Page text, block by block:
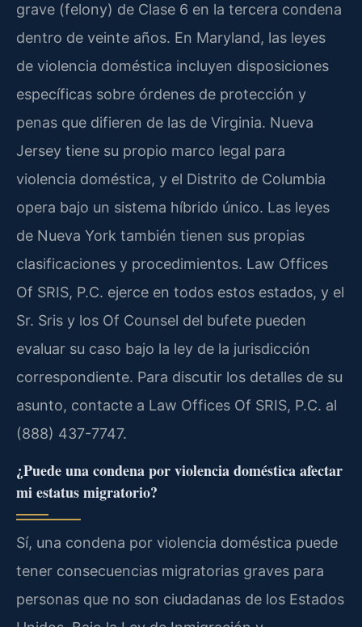
grave (felony) de Clase 6 en la tercera condena
dentro de veinte años. En Maryland, las leyes
de violencia doméstica incluyen disposiciones
específicas sobre órdenes de protección y
penas que difieren de las de Virginia. Nueva
Jersey tiene su propio marco legal para
violencia doméstica, y el Distrito de Columbia
opera bajo un sistema híbrido único. Las leyes
de Nueva York también tienen sus propias
clasificaciones y procedimientos. Law Offices
Of SRIS, P.C. ejerce en todos estos estados, y el
Sr. Sris y los Of Counsel del bufete pueden
evaluar su caso bajo la ley de la jurisdicción
correspondiente. Para discutir los detalles de su
asunto, contacte a Law Offices Of SRIS, P.C. al
(888) 437-7747.
¿Puede una condena por violencia doméstica afectar
mi estatus migratorio?
Sí, una condena por violencia doméstica puede
tener consecuencias migratorias graves para
personas que no son ciudadanas de los Estados